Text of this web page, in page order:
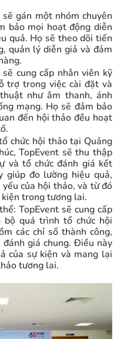
gán một nhóm chuyên
bảo mọi hoạt động diễn
quả. Họ sẽ theo dõi tiến
quản lý diễn giả và đảm
cung cấp nhân viên kỹ
trợ trong việc cài đặt và
như âm thanh, ánh
mạng. Họ sẽ đảm bảo
đến hội thảo đều hoạt
chức hội thảo tại Quảng
TopEvent sẽ thu thập
và tổ chức đánh giá kết
giúp đo lường hiệu quả,
của hội thảo, và từ đó
trong tương lai.
TopEvent sẽ cung cấp
quá trình tổ chức hội
các chỉ số thành công,
giá chung. Điều này
của sự kiện và mang lại
tương lai.